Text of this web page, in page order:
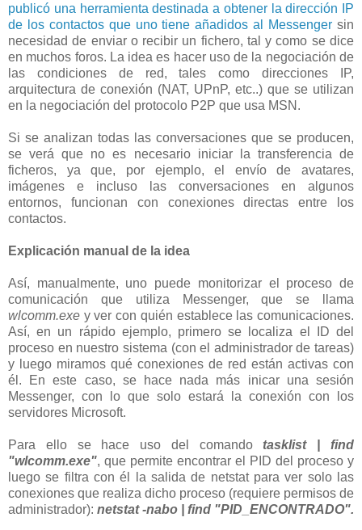
publicó una herramienta destinada a obtener la dirección IP
de los contactos que uno tiene añadidos al Messenger sin
necesidad de enviar o recibir un fichero, tal y como se dice
en muchos foros. La idea es hacer uso de la negociación de
las condiciones de red, tales como direcciones IP,
arquitectura de conexión (NAT, UPnP, etc..) que se utilizan
en la negociación del protocolo P2P que usa MSN.
Si se analizan todas las conversaciones que se producen,
se verá que no es necesario iniciar la transferencia de
ficheros, ya que, por ejemplo, el envío de avatares,
imágenes e incluso las conversaciones en algunos
entornos, funcionan con conexiones directas entre los
contactos.
Explicación manual de la idea
Así, manualmente, uno puede monitorizar el proceso de
comunicación que utiliza Messenger, que se llama
wlcomm.exe y ver con quién establece las comunicaciones.
Así, en un rápido ejemplo, primero se localiza el ID del
proceso en nuestro sistema (con el administrador de tareas)
y luego miramos qué conexiones de red están activas con
él. En este caso, se hace nada más inicar una sesión
Messenger, con lo que solo estará la conexión con los
servidores Microsoft.
Para ello se hace uso del comando tasklist | find
"wlcomm.exe", que permite encontrar el PID del proceso y
luego se filtra con él la salida de netstat para ver solo las
conexiones que realiza dicho proceso (requiere permisos de
administrador): netstat -nabo | find "PID_ENCONTRADO".